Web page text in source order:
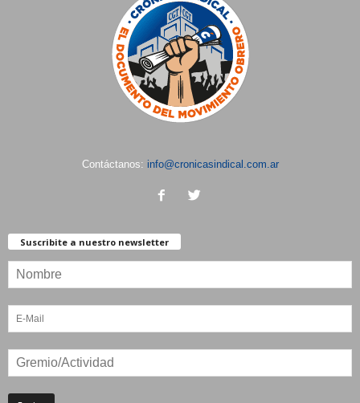
Contáctanos: info@cronicasindical.com.ar
Suscribite a nuestro newsletter